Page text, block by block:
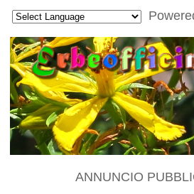
ANNUNCIO